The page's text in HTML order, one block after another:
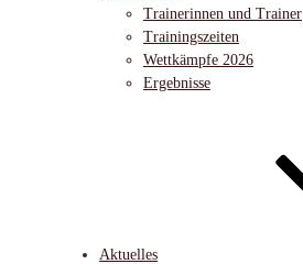
Trainerinnen und Trainer
Trainingszeiten
Wettkämpfe 2026
Ergebnisse
Aktuelles